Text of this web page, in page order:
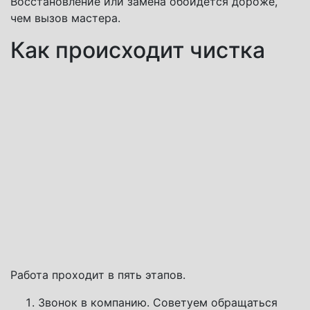
чем вызов мастера.
Как происходит чистка
Работа проходит в пять этапов.
Звонок в компанию. Советуем обращаться